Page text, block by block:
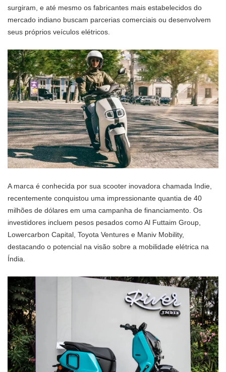
surgiram, e até mesmo os fabricantes mais estabelecidos do
mercado indiano buscam parcerias comerciais ou desenvolvem
seus próprios veículos elétricos.
A marca é conhecida por sua scooter inovadora chamada Indie,
recentemente conquistou uma impressionante quantia de 40
milhões de dólares em uma campanha de financiamento. Os
investidores incluem pesos pesados como Al Futtaim Group,
Lowercarbon Capital, Toyota Ventures e Maniv Mobility,
destacando o potencial na visão sobre a mobilidade elétrica na
Índia.